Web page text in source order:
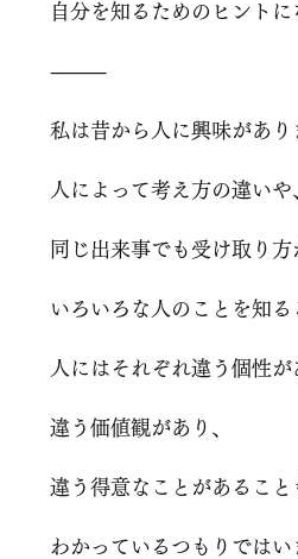
自分を知るためのヒントに
⸻
私は昔から人に興味があり
人によって考え方の違いや
同じ出来事でも受け取り方
いろいろな人のことを知る
人にはそれぞれ違う個性が
違う価値観があり、
違う得意なことがあること
わかっているつもりではい